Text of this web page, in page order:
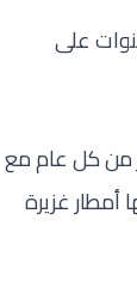
على
الحقيقية التي يصاحبها أمطار، وتهب في 16 نوفمبر من كل عام مع
متواصلة ويصاحبها أمطار غزيرة